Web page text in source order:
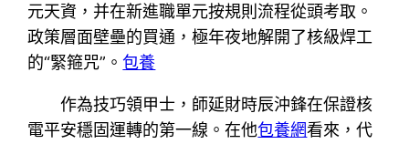
元天資，并在新進職單元按規則流程從頭考取。
政策層面壁壘的買通，極年夜地解開了核級焊工
的“緊箍咒”。包養
作為技巧領甲士，師延財時辰沖鋒在保證核
電平安穩固運轉的第一線。在他包養網看來，代